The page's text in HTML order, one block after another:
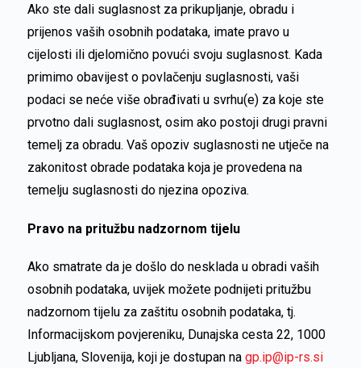
Ako ste dali suglasnost za prikupljanje, obradu i
prijenos vaših osobnih podataka, imate pravo u
cijelosti ili djelomično povući svoju suglasnost. Kada
primimo obavijest o povlačenju suglasnosti, vaši
podaci se neće više obrađivati u svrhu(e) za koje ste
prvotno dali suglasnost, osim ako postoji drugi pravni
temelj za obradu. Vaš opoziv suglasnosti ne utječe na
zakonitost obrade podataka koja je provedena na
temelju suglasnosti do njezina opoziva.
Pravo na pritužbu nadzornom tijelu
Ako smatrate da je došlo do nesklada u obradi vaših
osobnih podataka, uvijek možete podnijeti pritužbu
nadzornom tijelu za zaštitu osobnih podataka, tj.
Informacijskom povjereniku, Dunajska cesta 22, 1000
Ljubljana, Slovenija, koji je dostupan nagp.ip@ip-rs.si